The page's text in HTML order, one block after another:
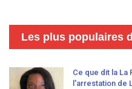
Les plus populaires
Ce que dit la
l'arrestation de